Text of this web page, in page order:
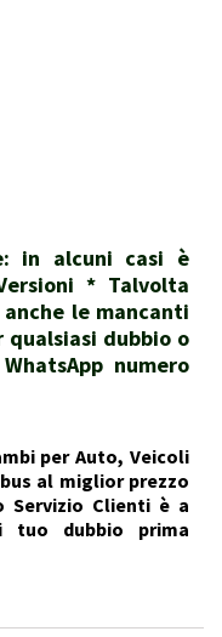
in alcuni casi è
* Talvolta
le mancanti
dubbio o
numero
per Auto, Veicoli
al miglior prezzo
Servizio Clienti è a
tuo dubbio prima